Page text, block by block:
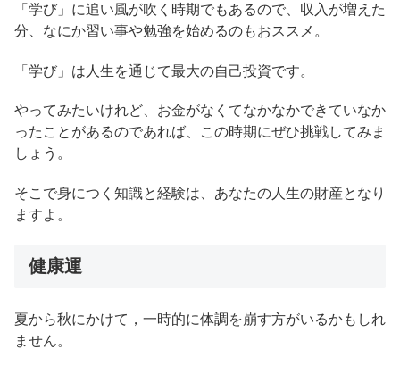
「学び」に追い風が吹く時期でもあるので、収入が増えた
分、なにか習い事や勉強を始めるのもおススメ。
「学び」は人生を通じて最大の自己投資です。
やってみたいけれど、お金がなくてなかなかできていなか
ったことがあるのであれば、この時期にぜひ挑戦してみま
しょう。
そこで身につく知識と経験は、あなたの人生の財産となり
ますよ。
健康運
夏から秋にかけて，一時的に体調を崩す方がいるかもしれ
ません。